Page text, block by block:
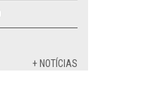
+ NOTÍCIAS